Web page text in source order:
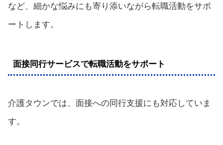
など、細かな悩みにも寄り添いながら転職活動をサポ
ートします。
面接同行サービスで転職活動をサポート
介護タウンでは、面接への同行支援にも対応していま
す。